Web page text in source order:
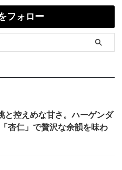
フォロー
と控えめな甘さ。ハーゲンダ
杏仁」で贅沢な余韻を味わ